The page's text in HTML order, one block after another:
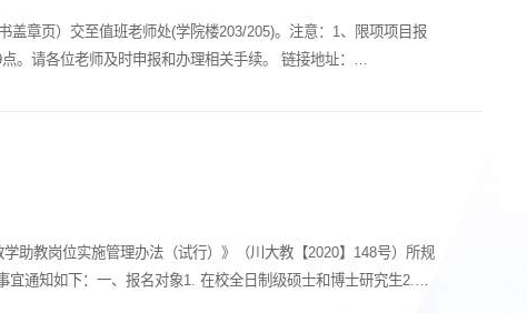
章页）交至值班老师处(学院楼203/205)。注意：1、限项项目报
。请各位老师及时申报和办理相关手续。 链接地址：
助教岗位实施管理办法（试行）》（川大教【2020】148号）所规
通知如下：一、报名对象1. 在校全日制级硕士和博士研究生2.